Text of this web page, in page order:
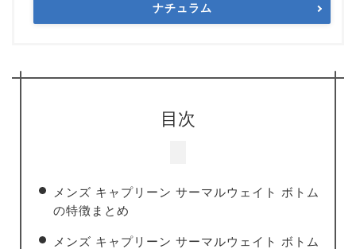
ナチュラム
目次
メンズ キャプリーン サーマルウェイト ボトム
の特徴まとめ
メンズ キャプリーン サーマルウェイト ボトム